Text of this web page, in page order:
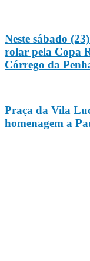
Neste sábado
rolar pela Copa
Córrego da
Praça da Vila
homenagem a